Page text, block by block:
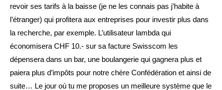
revoir ses tarifs à la baisse (je ne les connais pas j’habite à
l’étranger) qui profitera aux entreprises pour investir plus dans
la recherche, par exemple. L’utilisateur lambda qui
économisera CHF 10.- sur sa facture Swisscom les
dépensera dans un bar, une boulangerie qui gagnera plus et
paiera plus d’impôts pour notre chère Confédération et ainsi de
suite… Le jour où tu me proposes un meilleure système que le